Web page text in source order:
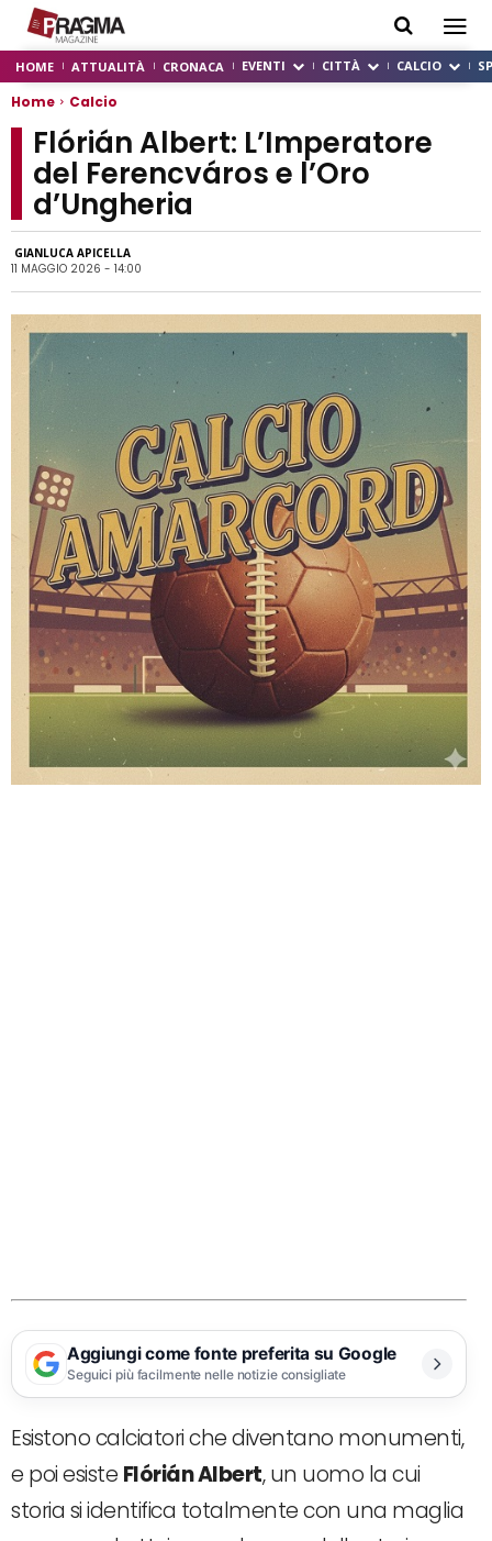
HOME ATTUALITÀ CRONACA EVENTI CITTÀ CALCIO
Home Calcio
Flórián Albert: L’Imperatore
del Ferencváros e l’Oro
d’Ungheria
GIANLUCA APICELLA
11 MAGGIO 2026 - 14:00
Aggiungi come fonte preferita su Google
Seguici più facilmente nelle notizie consigliate
Esistono calciatori che diventano monumenti,
e poi esiste Flórián Albert, un uomo la cui
storia si identifica totalmente con una maglia